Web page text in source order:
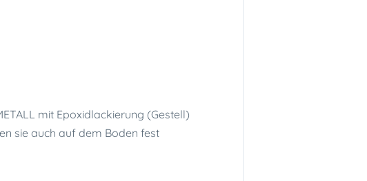
mit Epoxidlackierung (Gestell)
sie auch auf dem Boden fest